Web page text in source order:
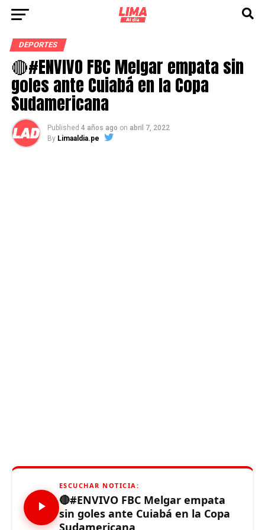
DEPORTES
🔴#ENVIVO FBC Melgar empata sin
goles ante Cuiabá en la Copa
Sudamericana
Published 4 años ago on abril 7, 2022
By Limaaldia.pe
ESCUCHAR NOTICIA:
🔴#ENVIVO FBC Melgar empata
sin goles ante Cuiabá en la Copa
Sudamericana